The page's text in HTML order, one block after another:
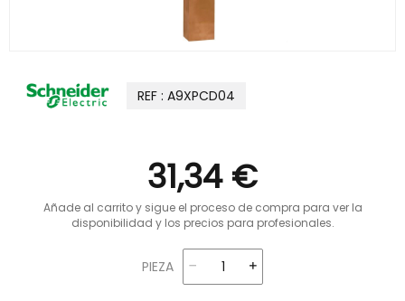
REF : A9XPCD04
31,34 €
Añade al carrito y sigue el proceso de compra para ver la
disponibilidad y los precios para profesionales.
PIEZA